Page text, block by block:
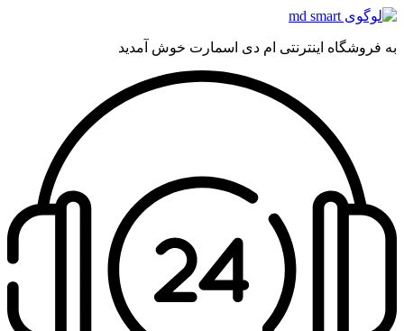
به فروشگاه اینترنتی ام دی اسمارت خوش آمدید